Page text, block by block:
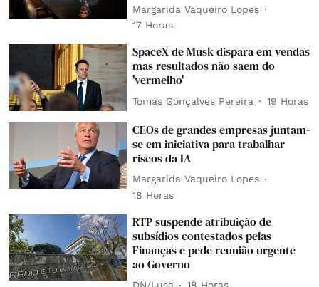
Margarida Vaqueiro Lopes
17 Horas
SpaceX de Musk dispara em vendas
mas resultados não saem do
'vermelho'
Tomás Gonçalves Pereira 19 Horas
CEOs de grandes empresas juntam-
se em iniciativa para trabalhar
riscos da IA
Margarida Vaqueiro Lopes
18 Horas
RTP suspende atribuição de
subsídios contestados pelas
Finanças e pede reunião urgente
ao Governo